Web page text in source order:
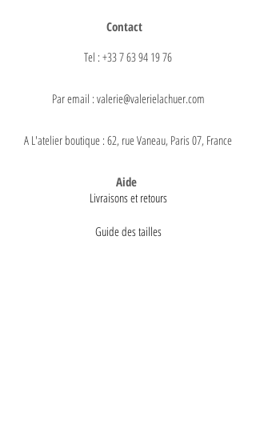
Contact
Tel : +33 7 63 94 19 76
Par email : valerie@valerielachuer.com
A L'atelier boutique : 62, rue Vaneau, Paris 07, France
Aide
Livraisons et retours
Guide des tailles